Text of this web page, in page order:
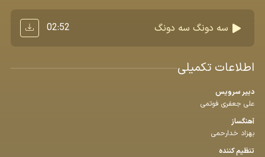
سه دونگ سه دونگ 02:52
اطلاعات تکمیلی
دبیر سرویس
علی جعفری فوتمی
آهنگساز
بهزاد خدارحمی
تنظیم كننده